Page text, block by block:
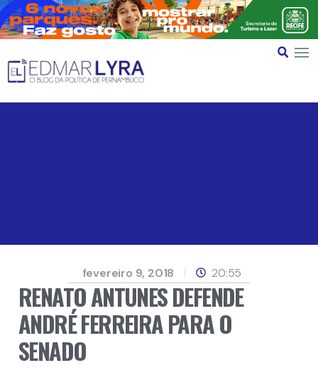
fevereiro 9, 2018 20:55
RENATO ANTUNES DEFENDE
ANDRÉ FERREIRA PARA O
SENADO